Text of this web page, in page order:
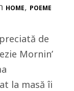
HOME, POEME
de
Mornin’
la masă îi